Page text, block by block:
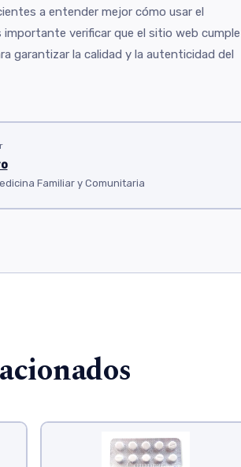
a entender mejor cómo usar el
verificar que el sitio web cumple
garantizar la calidad y la autenticidad del
Familiar y Comunitaria